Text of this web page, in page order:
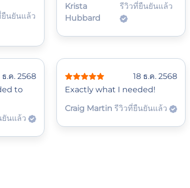
นยันแล้ว
Krista
Hubbard
รีวิวที่ยืนยันแล้ว
ธ.ค. 2568
to
นแล้ว
18 ธ.ค. 2568
Exactly what I needed!
Craig Martin รีวิวที่ยืนยันแล้ว